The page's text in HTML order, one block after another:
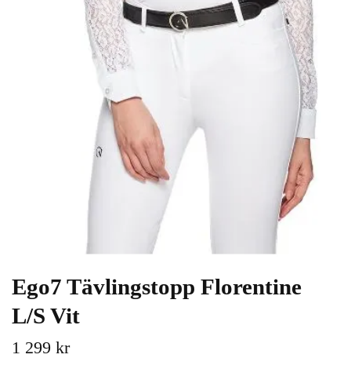
Ego7 Tävlingstopp Florentine
L/S Vit
1 299 kr